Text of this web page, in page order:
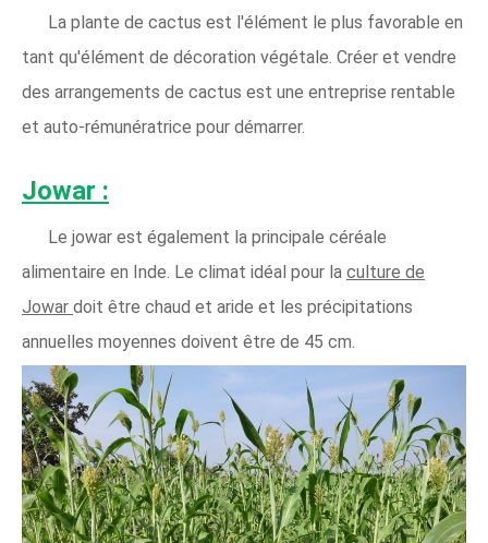
La plante de cactus est l'élément le plus favorable en
tant qu'élément de décoration végétale. Créer et vendre
des arrangements de cactus est une entreprise rentable
et auto-rémunératrice pour démarrer.
Jowar :
Le jowar est également la principale céréale
alimentaire en Inde. Le climat idéal pour la culture de
Jowar doit être chaud et aride et les précipitations
annuelles moyennes doivent être de 45 cm.